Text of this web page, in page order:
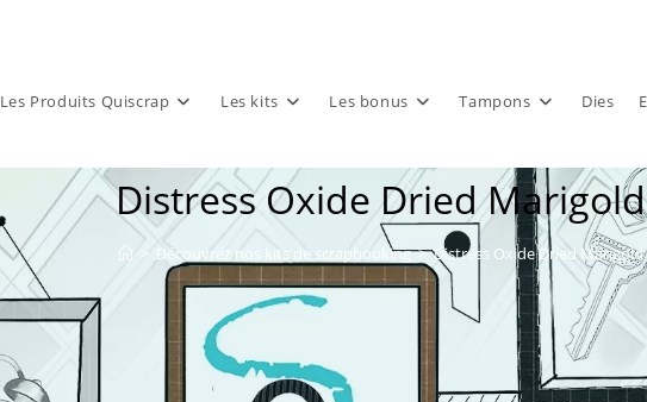
Les Produits Quiscrap Les kits Les bonus Tampons Dies
Distress Oxide Dried Marigold
> Découvrez nos kits de scrapbooking > Distress Oxide Dried Marigold